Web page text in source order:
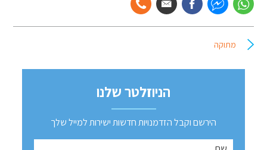
מתוקה
הניוזלטר שלנו
הירשם וקבל הזדמנויות חדשות ישירות למייל שלך